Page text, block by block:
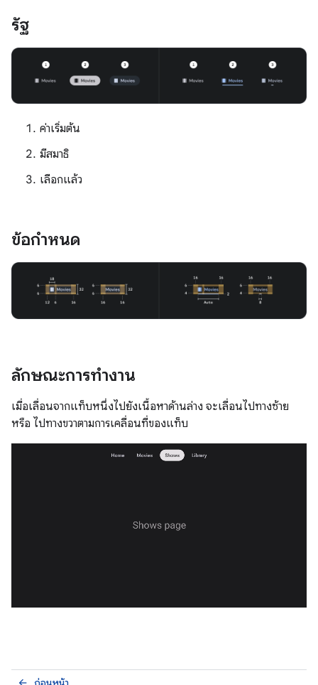
รัฐ
ค่าเริ่มต้น
มีสมาธิ
เลือกแล้ว
ข้อกำหนด
ลักษณะการทำงาน
เมื่อเลื่อนจากแท็บหนึ่งไปยังเนื้อหาด้านล่าง จะเลื่อนไปทางซ้าย
หรือ ไปทางขวาตามการเคลื่อนที่ของแท็บ